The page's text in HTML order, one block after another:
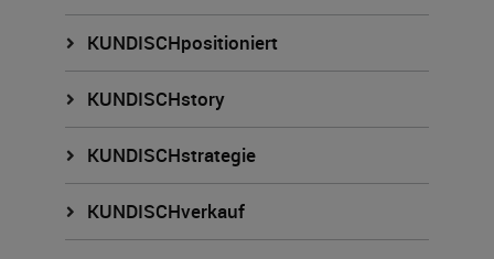
KUNDISCHpositioniert
KUNDISCHstory
KUNDISCHstrategie
KUNDISCHverkauf